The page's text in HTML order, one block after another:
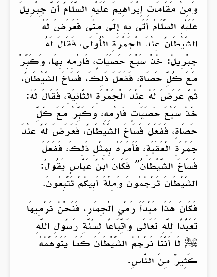
وَمِنْ مَقَامَاتِ إِبْرَاهِيمَ عَلَيْهِ السَّلَامُ أَنَّ جِبْرِيلَ
عَلَيْهِ السَّلَامُ أَتَى بِهِ إِلَى مِنًى فَعَرَضَ لَهُ
الشَّيْطَانُ عِنْدَ الْجَمْرَةِ الْأُولَى، فَقَالَ لَهُ
جِبْرِيلُ: خُذْ سَبْعَ حَصَيَاتٍ، فَارْمِهِ بِهَا، وَكَبِّرْ
مَعَ كُلِّ حَصَاةٍ، فَفَعَلَ ذَلِكَ، فَسَاخَ الشَّيْطَانُ،
ثُمَّ عَرَضَ لَهُ عِنْدَ الْجَمْرَةِ الثَّانِيَةِ، فَقَالَ لَهُ:
خُذْ سَبْعَ حَصَيَاتٍ فَارْمِهِ، وَكَبِّرْ مَعَ كُلِّ
حَصَاةٍ، فَفَعَلَ فَسَاخَ الشَّيْطَانُ، فَعَرَضَ لَهُ عِنْدَ
جَمْرَةِ الْعَقَبَةِ، فَأَمَرَهُ بِمِثْلِ ذَلِكَ، فَفَعَلَ
فَسَاخَ الشَّيْطَانُ” فَكَانَ ابْنُ عَبَّاسٍ يَقُولُ:
الشَّيْطَانَ تَرْجُمُونَ وَمِلَّةَ أَبِيكُمْ تَتَّبِعُونَ.
فَكَانَ هَذَا مَبْدَأَ رَمْيِ الْجِمَارِ، فَنَحْنُ نَرْمِيهَا
تَعَبُّدًا لِلَّهِ تَعَالَى وَاتِّبَاعًا لِسُنَّةِ رَسُولِ اللَّهِ
ﷺ لَا أَنَّنَا نَرْجُمُ الشَّيْطَانَ كَمَا يَتَوَهَّمُهُ
كَثِيرٌ مِنَ النَّاسِ.